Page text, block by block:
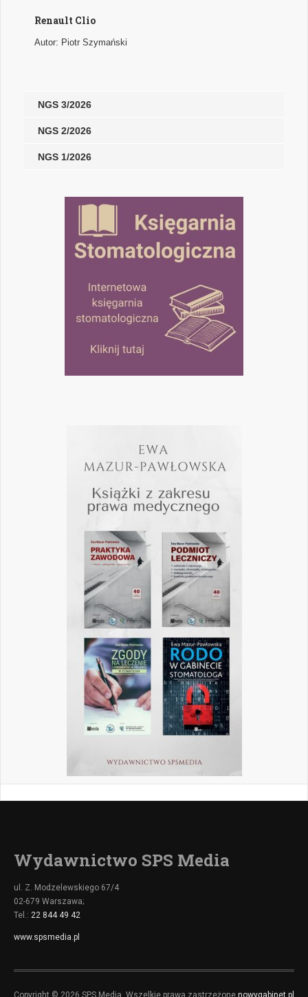
Renault Clio
Autor: Piotr Szymański
NGS 3/2026
NGS 2/2026
NGS 1/2026
Wydawnictwo SPS Media
ul. Z. Modzelewskiego 67/4
02-679 Warszawa;
Tel.: 22 844 49 42
www.spsmedia.pl